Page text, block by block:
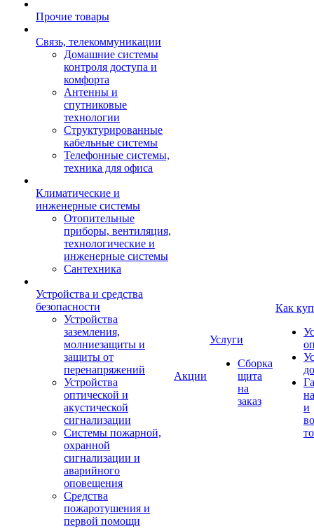
Прочие товары
Связь, телекоммуникации
Домашние системы
контроля доступа и
комфорта
Антенны и
спутниковые
технологии
Структурированные
кабельные системы
Телефонные системы,
техника для офиса
Климатические и
инженерные системы
Отопительные
приборы, вентиляция,
технологические и
инженерные системы
Сантехника
Устройства и средства
безопасности
Устройства
заземления,
молниезащиты и
защиты от
перенапряжений
Устройства
оптической и
акустической
сигнализации
Системы пожарной,
охранной
сигнализации и
аварийного
оповещения
Средства
пожаротушения и
первой помощи
Акции
Услуги
Сборка
щита
на
заказ
Как
и